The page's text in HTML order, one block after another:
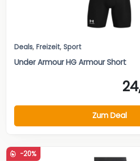
Deals, Freizeit, Sport
Under Armour HG Armour Short
Zum Deal
-20%